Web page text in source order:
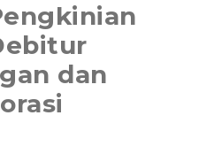
dan